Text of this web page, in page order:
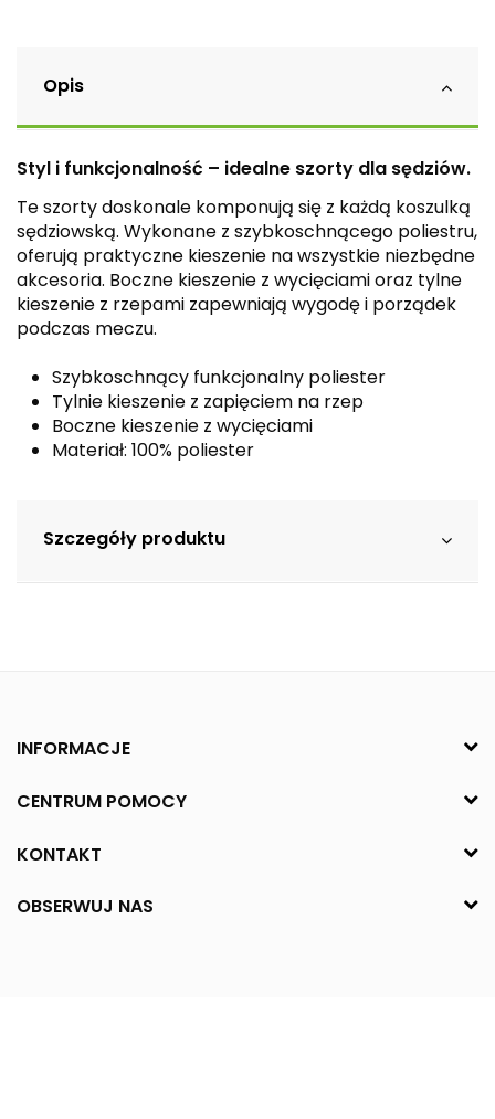
Opis
Styl i funkcjonalność – idealne szorty dla sędziów.
Te szorty doskonale komponują się z każdą koszulką
sędziowską. Wykonane z szybkoschnącego poliestru,
oferują praktyczne kieszenie na wszystkie niezbędne
akcesoria. Boczne kieszenie z wycięciami oraz tylne
kieszenie z rzepami zapewniają wygodę i porządek
podczas meczu.
Szybkoschnący funkcjonalny poliester
Tylnie kieszenie z zapięciem na rzep
Boczne kieszenie z wycięciami
Materiał: 100% poliester
Szczegóły produktu
INFORMACJE
CENTRUM POMOCY
KONTAKT
OBSERWUJ NAS